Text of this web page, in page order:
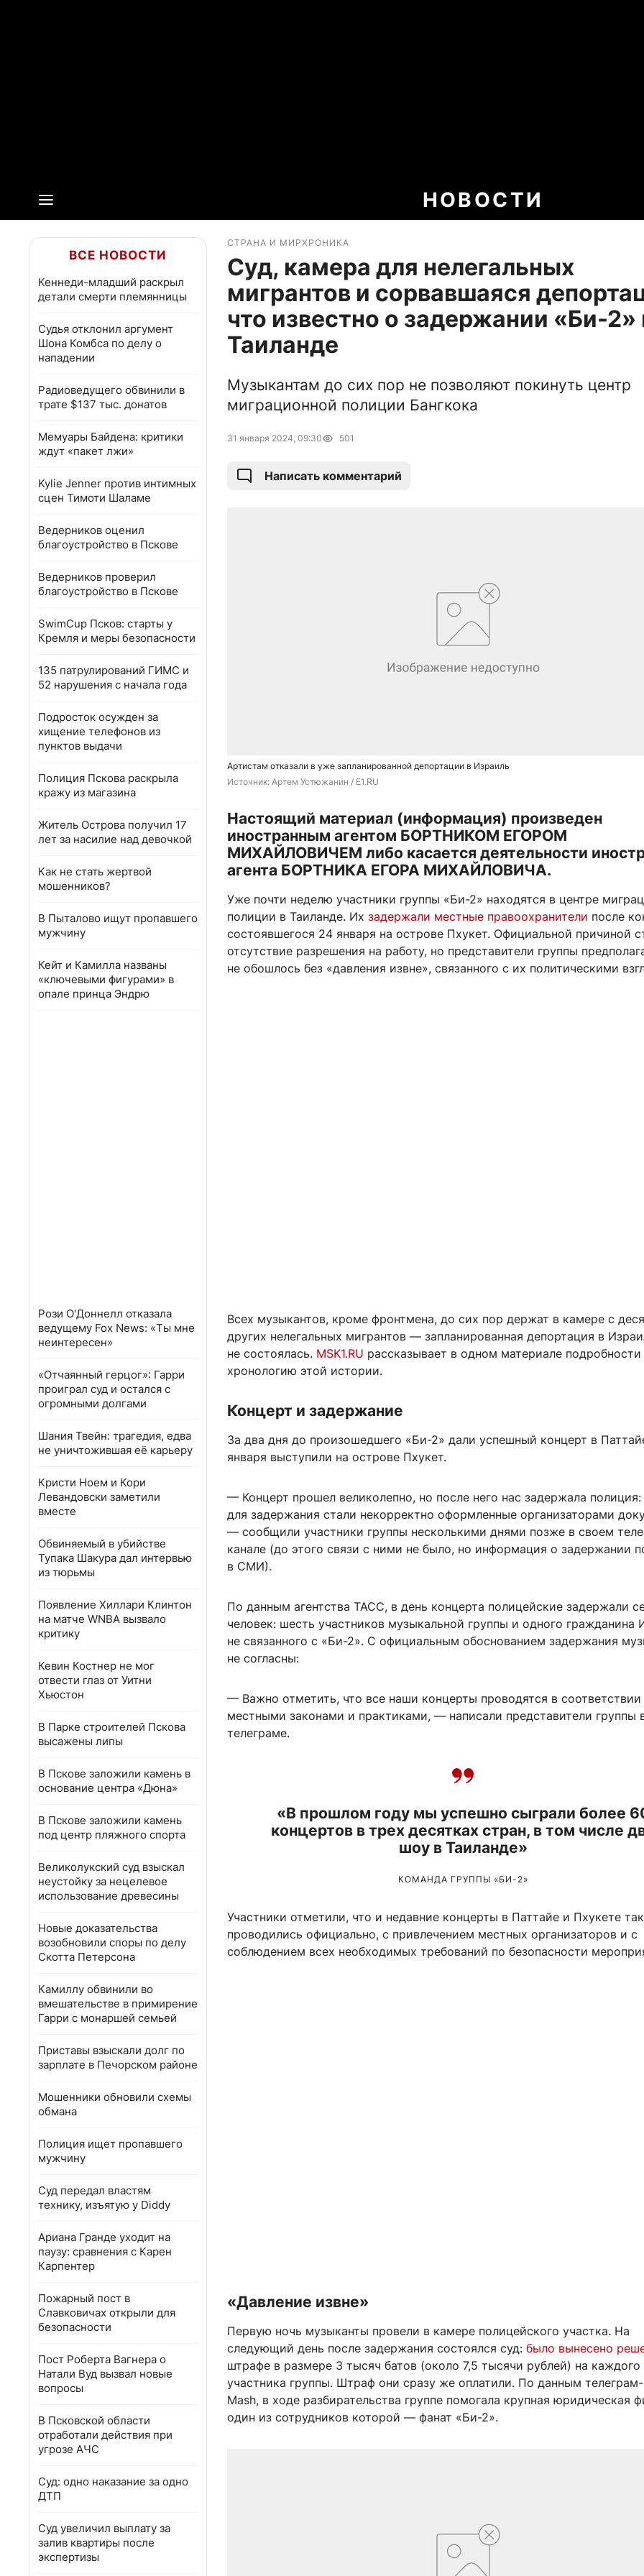
НОВОСТИ
ВСЕ НОВОСТИ
Кеннеди-младший раскрыл
детали смерти племянницы
Судья отклонил аргумент
Шона Комбса по делу о
нападении
Радиоведущего обвинили в
трате $137 тыс. донатов
Мемуары Байдена: критики
ждут «пакет лжи»
Kylie Jenner против интимных
сцен Тимоти Шаламе
Ведерников оценил
благоустройство в Пскове
Ведерников проверил
благоустройство в Пскове
SwimCup Псков: старты у
Кремля и меры безопасности
135 патрулирований ГИМС и
52 нарушения с начала года
Подросток осужден за
хищение телефонов из
пунктов выдачи
Полиция Пскова раскрыла
кражу из магазина
Житель Острова получил 17
лет за насилие над девочкой
Как не стать жертвой
мошенников?
В Пыталово ищут пропавшего
мужчину
Кейт и Камилла названы
«ключевыми фигурами» в
опале принца Эндрю
Рози О'Доннелл отказала
ведущему Fox News: «Ты мне
неинтересен»
«Отчаянный герцог»: Гарри
проиграл суд и остался с
огромными долгами
Шания Твейн: трагедия, едва
не уничтожившая её карьеру
Кристи Ноем и Кори
Левандовски заметили
вместе
Обвиняемый в убийстве
Тупака Шакура дал интервью
из тюрьмы
Появление Хиллари Клинтон
на матче WNBA вызвало
критику
Кевин Костнер не мог
отвести глаз от Уитни
Хьюстон
В Парке строителей Пскова
высажены липы
В Пскове заложили камень в
основание центра «Дюна»
В Пскове заложили камень
под центр пляжного спорта
Великолукский суд взыскал
неустойку за нецелевое
использование древесины
Новые доказательства
возобновили споры по делу
Скотта Петерсона
Камиллу обвинили во
вмешательстве в примирение
Гарри с монаршей семьей
Приставы взыскали долг по
зарплате в Печорском районе
Мошенники обновили схемы
обмана
Полиция ищет пропавшего
мужчину
Суд передал властям
технику, изъятую у Diddy
Ариана Гранде уходит на
паузу: сравнения с Карен
Карпентер
Пожарный пост в
Славковичах открыли для
безопасности
Пост Роберта Вагнера о
Натали Вуд вызвал новые
вопросы
В Псковской области
отработали действия при
угрозе АЧС
Суд: одно наказание за одно
ДТП
Суд увеличил выплату за
залив квартиры после
экспертизы
СТРАНА И МИРХРОНИКА
Суд, камера для нелегальных
мигрантов и сорвавшаяся
что известно о задержании «Би-2»
Таиланде
Музыкантам до сих пор не позволяют покинуть центр
миграционной полиции Бангкока
31 января 2024, 09:30 501
Написать комментарий
Артистам отказали в уже запланированной депортации в Израиль
Источник: Артем Устюжанин / E1.RU
Настоящий материал (информация) произведен
иностранным агентом БОРТНИКОМ ЕГОРОМ
МИХАЙЛОВИЧЕМ либо касается деятельности
агента БОРТНИКА ЕГОРА МИХАЙЛОВИЧА.
Уже почти неделю участники группы «Би-2» находятся в центре
полиции в Таиланде. Их задержали местные правоохранители после
состоявшегося 24 января на острове Пхукет. Официальной причиной
отсутствие разрешения на работу, но представители группы
не обошлось без «давления извне», связанного с их политическими
Всех музыкантов, кроме фронтмена, до сих пор держат в камере с
других нелегальных мигрантов — запланированная депортация в
не состоялась. MSK1.RU рассказывает в одном материале подробности
хронологию этой истории.
Концерт и задержание
За два дня до произошедшего «Би-2» дали успешный концерт в
января выступили на острове Пхукет.
— Концерт прошел великолепно, но после него нас задержала
для задержания стали некорректно оформленные организаторами
— сообщили участники группы несколькими днями позже в своем
канале (до этого связи с ними не было, но информация о задержании
в СМИ).
По данным агентства ТАСС, в день концерта полицейские задержали
человек: шесть участников музыкальной группы и одного гражданина
не связанного с «Би-2». С официальным обоснованием задержания
не согласны:
— Важно отметить, что все наши концерты проводятся в соответствии
местными законами и практиками, — написали представители группы
телеграме.
«В прошлом году мы успешно сыграли более
концертов в трех десятках стран, в том числе
шоу в Таиланде»
КОМАНДА ГРУППЫ «БИ-2»
Участники отметили, что и недавние концерты в Паттайе и Пхукете
проводились официально, с привлечением местных организаторов и с
соблюдением всех необходимых требований по безопасности
«Давление извне»
Первую ночь музыканты провели в камере полицейского участка. На
следующий день после задержания состоялся суд: было вынесено
штрафе в размере 3 тысяч батов (около 7,5 тысячи рублей) на каждого
участника группы. Штраф они сразу же оплатили. По данным телеграм-
Mash, в ходе разбирательства группе помогала крупная юридическая
один из сотрудников которой — фанат «Би-2».